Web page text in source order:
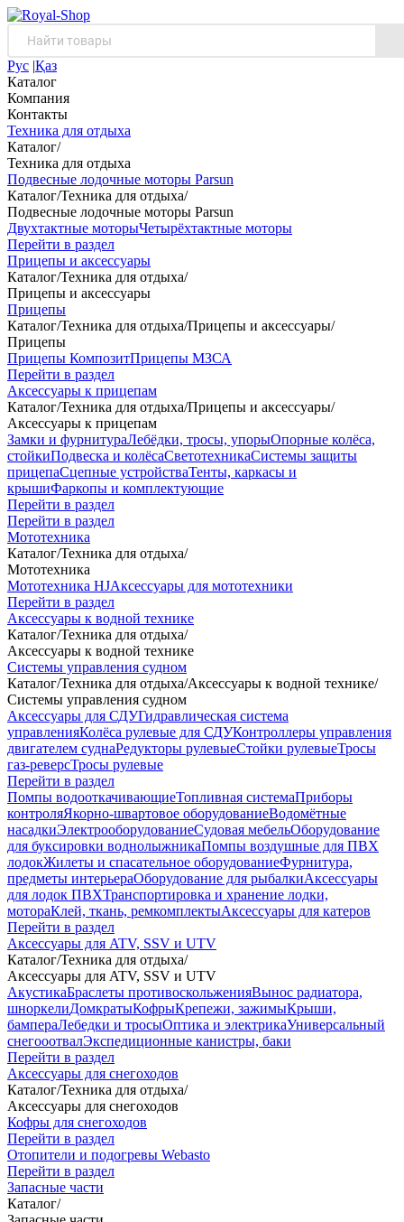
Рус |Қаз
Каталог
Компания
Контакты
Техника для отдыха
Каталог/
Техника для отдыха
Подвесные лодочные моторы Parsun
Каталог/Техника для отдыха/
Подвесные лодочные моторы Parsun
Двухтактные моторыЧетырёхтактные моторы
Перейти в раздел
Прицепы и аксессуары
Каталог/Техника для отдыха/
Прицепы и аксессуары
Прицепы
Каталог/Техника для отдыха/Прицепы и аксессуары/
Прицепы
Прицепы КомпозитПрицепы МЗСА
Перейти в раздел
Аксессуары к прицепам
Каталог/Техника для отдыха/Прицепы и аксессуары/
Аксессуары к прицепам
Замки и фурнитураЛебёдки, тросы, упорыОпорные колёса,
стойкиПодвеска и колёсаСветотехникаСистемы защиты
прицепаСцепные устройстваТенты, каркасы и
крышиФаркопы и комплектующие
Перейти в раздел
Перейти в раздел
Мототехника
Каталог/Техника для отдыха/
Мототехника
Мототехника HJАксессуары для мототехники
Перейти в раздел
Аксессуары к водной технике
Каталог/Техника для отдыха/
Аксессуары к водной технике
Системы управления судном
Каталог/Техника для отдыха/Аксессуары к водной технике/
Системы управления судном
Аксессуары для СДУГидравлическая система
управленияКолёса рулевые для СДУКонтроллеры управления
двигателем суднаРедукторы рулевыеСтойки рулевыеТросы
газ-реверсТросы рулевые
Перейти в раздел
Помпы водооткачивающиеТопливная системаПриборы
контроляЯкорно-швартовое оборудованиеВодомётные
насадкиЭлектрооборудованиеСудовая мебельОборудование
для буксировки воднолыжникаПомпы воздушные для ПВХ
лодокЖилеты и спасательное оборудованиеФурнитура,
предметы интерьераОборудование для рыбалкиАксессуары
для лодок ПВХТранспортировка и хранение лодки,
мотораКлей, ткань, ремкомплектыАксессуары для катеров
Перейти в раздел
Аксессуары для ATV, SSV и UTV
Каталог/Техника для отдыха/
Аксессуары для ATV, SSV и UTV
АкустикаБраслеты противоскольженияВынос радиатора,
шноркелиДомкратыКофрыКрепежи, зажимыКрыши,
бампераЛебедки и тросыОптика и электрикаУниверсальный
снегооотвалЭкспедиционные канистры, баки
Перейти в раздел
Аксессуары для снегоходов
Каталог/Техника для отдыха/
Аксессуары для снегоходов
Кофры для снегоходов
Перейти в раздел
Отопители и подогревы Webasto
Перейти в раздел
Запасные части
Каталог/